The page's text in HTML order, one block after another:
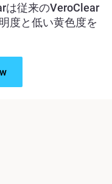
は従来のVeroClear
度と低い黄色度を